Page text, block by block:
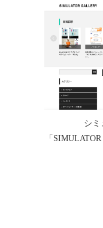
シミ
「